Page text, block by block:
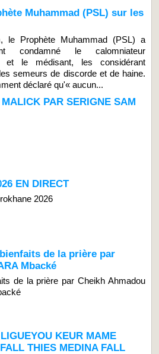
Muhammad (PSL) sur les
le Prophète Muhammad (PSL) a
condamné le calomniateur
et le médisant, les considérant
semeurs de discorde et de haine.
déclaré qu'« aucun...
PAR SERIGNE SAM
EN DIRECT
2026
de la prière par
Mbacké
de la prière par Cheikh Ahmadou
KEUR MAME
THIES MEDINA FALL